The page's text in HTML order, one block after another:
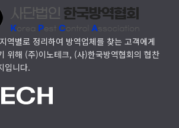
(주)다잘방역
역별로 정리하여 방역업체를 찾는 고객에게
위해 (주)이노테크, (사)한국방역협회의 협찬
입니다.